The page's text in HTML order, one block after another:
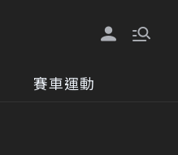
賽車運動